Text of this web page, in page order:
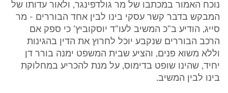
נוכח האמור במכתבו של מר גולדפינגר, ולאור עדותו של
המבקש בדבר קשר עסקי בינו לבין אחד הבוררים - מר
סייג, הודיע ב"כ המשיב לעו"ד יוסקוביץ' כי ספק אם
הרכב הבוררים שנקבע יוכל לחרוץ את הדין בהגינות
וללא משוא פנים, והציע שבית המשפט ימנה בורר דן
יחיד, שהינו שופט בדימוס, על מנת להכריע במחלוקת
בינו לבין המשיב.